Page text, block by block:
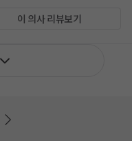
이 의사 리뷰보기